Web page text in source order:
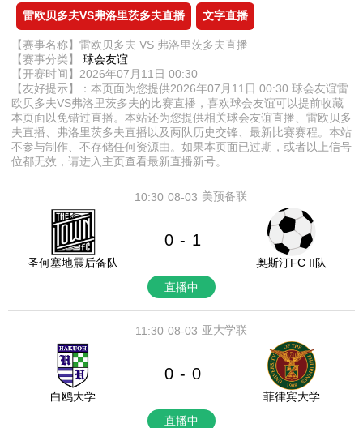
雷欧贝多夫VS弗洛里茨多夫直播 文字直播
【赛事名称】雷欧贝多夫 VS 弗洛里茨多夫直播
【赛事分类】 球会友谊
【开赛时间】2026年07月11日 00:30
【友好提示】：本页面为您提供2026年07月11日 00:30 球会友谊雷
欧贝多夫VS弗洛里茨多夫的比赛直播，喜欢球会友谊可以提前收藏
本页面以免错过直播。本站还为您提供相关球会友谊直播、雷欧贝多
夫直播、弗洛里茨多夫直播以及两队历史交锋、最新比赛赛程。本站
不参与制作、不存储任何资源由。如果本页面已过期，或者以上信号
位都无效，请进入主页查看最新直播新号。
08-03
10:30 美预备联
圣何塞地震后备队
0 - 1
奥斯汀FC II队
直播中
08-03
11:30 亚大学联
白鸥大学
0 - 0
菲律宾大学
直播中